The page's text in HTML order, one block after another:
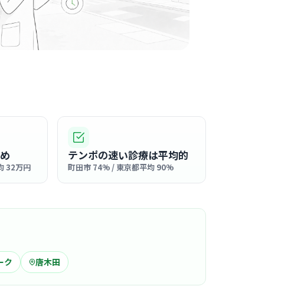
先生がとても穏やかで話しやすいと評判で、院内全体
しい空気が流れています。
しく見る
地域に愛されている施設で、アットホームな雰囲気が
の病院
32万円
テンポの速い診療は平均的
町田市 74% / 東京都平均 90%
ク 唐木田